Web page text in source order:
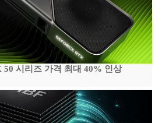
50 시리즈 가격 최대 40% 인상